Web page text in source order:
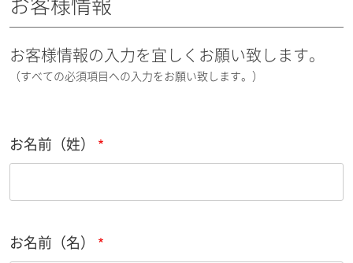
お客様情報
お客様情報の入力を宜しくお願い致します。
（すべての必須項目への入力をお願い致します。）
お名前（姓）
お名前（名）